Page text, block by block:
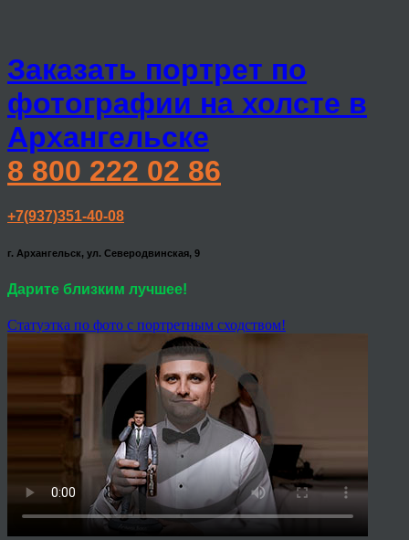
Заказать портрет по
фотографии на холсте в
Архангельске
8 800 222 02 86
+7(937)351-40-08
г. Архангельск, ул. Северодвинская, 9
Дарите близким лучшее!
Статуэтка по фото с портретным сходством!